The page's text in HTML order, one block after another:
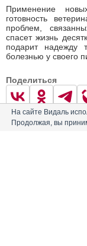
Применение
готовность
проблем,
спасет жизнь
подарит надежду
болезнью у своего
Поделиться
1 0
На сайте Видаль
Продолжая, вы